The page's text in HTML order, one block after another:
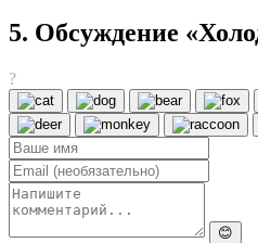
5. Обсуждение
?
😊